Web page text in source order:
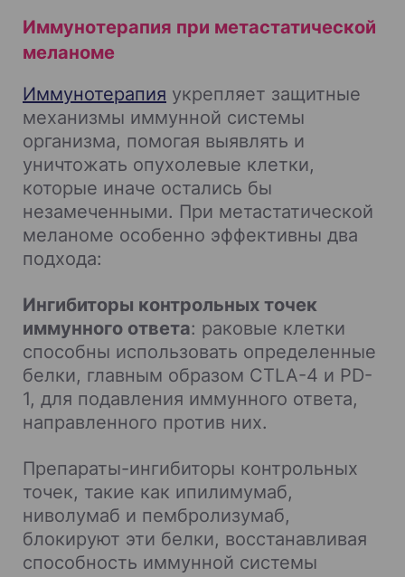
Иммунотерапия при метастатической
меланоме
Иммунотерапия укрепляет защитные
механизмы иммунной системы
организма, помогая выявлять и
уничтожать опухолевые клетки,
которые иначе остались бы
незамеченными. При метастатической
меланоме особенно эффективны два
подхода:
Ингибиторы контрольных точек
иммунного ответа: раковые клетки
способны использовать определенные
белки, главным образом CTLA-4 и PD-
1, для подавления иммунного ответа,
направленного против них.
Препараты-ингибиторы контрольных
точек, такие как ипилимумаб,
ниволумаб и пембролизумаб,
блокируют эти белки, восстанавливая
способность иммунной системы